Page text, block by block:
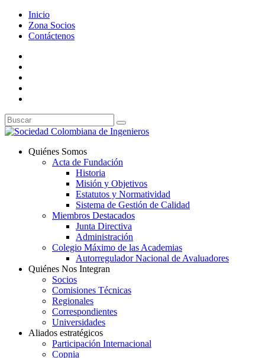
Inicio
Zona Socios
Contáctenos
Quiénes Somos
Acta de Fundación
Historia
Misión y Objetivos
Estatutos y Normatividad
Sistema de Gestión de Calidad
Miembros Destacados
Junta Directiva
Administración
Colegio Máximo de las Academias
Autorregulador Nacional de Avaluadores
Quiénes Nos Integran
Socios
Comisiones Técnicas
Regionales
Correspondientes
Universidades
Aliados estratégicos
Participación Internacional
Copnia